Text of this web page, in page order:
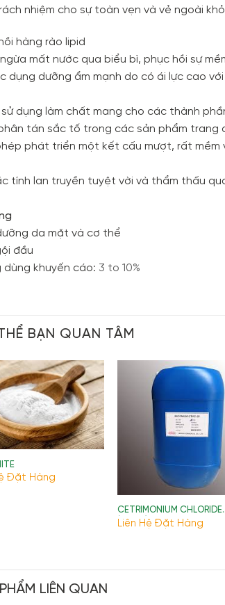
nhiệm cho sự toàn vẹn và vẻ ngoài
hàng rào lipid
mất nước qua biểu bì, phục hồi sự
dụng dưỡng ẩm mạnh do có ái lực cao
dụng làm chất mang cho các thành
tán sắc tố trong các sản phẩm trang
phát triển một kết cấu mượt, rất mềm
tính lan truyền tuyệt vời và thẩm thấu
da mặt và cơ thể
đầu
dùng khuyến cáo: 3 to 10%
BẠN QUAN TÂM
Đặt Hàng
CETRIMONIUM CHLORIDE
(CTAC)
Liên Hệ Đặt Hàng
LIÊN QUAN